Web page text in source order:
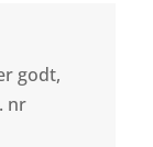
godt,
nr